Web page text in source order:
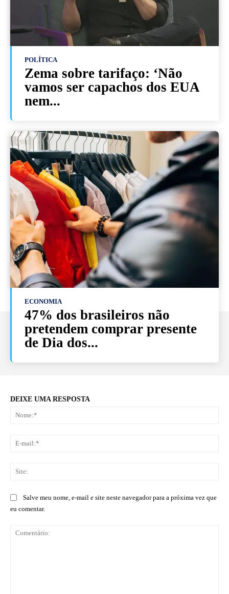
POLÍTICA
Zema sobre tarifaço: ‘Não
vamos ser capachos dos EUA
nem...
ECONOMIA
47% dos brasileiros não
pretendem comprar presente
de Dia dos...
DEIXE UMA RESPOSTA
Salve meu nome, e-mail e site neste navegador para a próxima vez que
eu comentar.